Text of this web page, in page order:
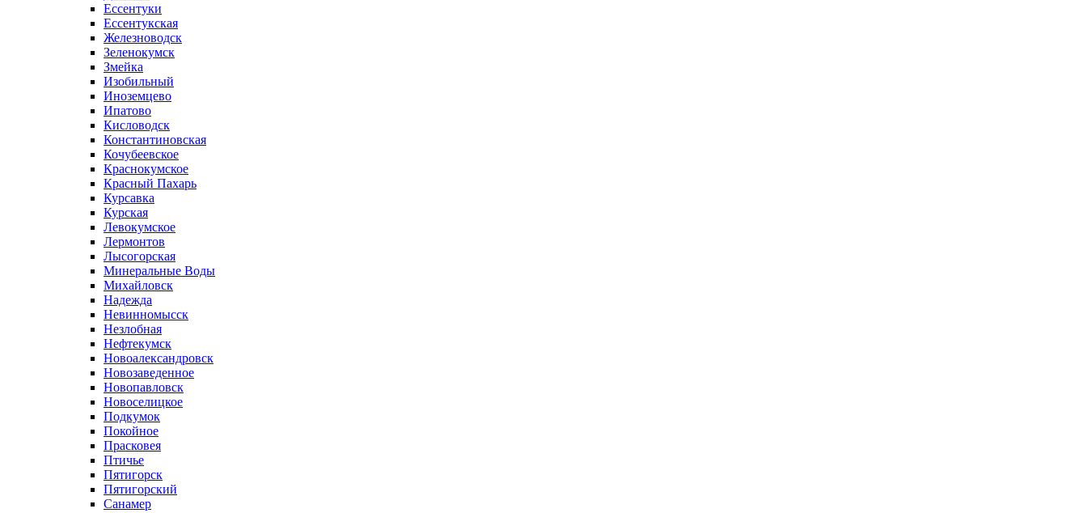
Ессентуки
Ессентукская
Железноводск
Зеленокумск
Змейка
Изобильный
Иноземцево
Ипатово
Кисловодск
Константиновская
Кочубеевское
Краснокумское
Красный Пахарь
Курсавка
Курская
Левокумское
Лермонтов
Лысогорская
Минеральные Воды
Михайловск
Надежда
Невинномысск
Незлобная
Нефтекумск
Новоалександровск
Новозаведенное
Новопавловск
Новоселицкое
Подкумок
Покойное
Прасковея
Птичье
Пятигорск
Пятигорский
Санамер